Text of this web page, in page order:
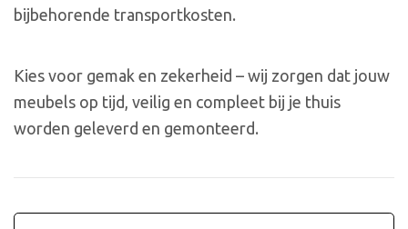
bijbehorende transportkosten.
Kies voor gemak en zekerheid – wij zorgen dat jouw
meubels op tijd, veilig en compleet bij je thuis
worden geleverd en gemonteerd.